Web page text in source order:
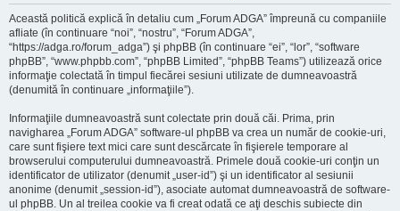
Această politică explică în detaliu cum „Forum ADGA” împreună cu companiile
afliate (în continuare “noi”, “nostru”, “Forum ADGA”,
“https://adga.ro/forum_adga”) şi phpBB (în continuare “ei”, “lor”, “software
phpBB”, “www.phpbb.com”, “phpBB Limited”, “phpBB Teams”) utilizează orice
informaţie colectată în timpul fiecărei sesiuni utilizate de dumneavoastră
(denumită în continuare „informaţiile”).
Informaţiile dumneavoastră sunt colectate prin două căi. Prima, prin
navigharea „Forum ADGA” software-ul phpBB va crea un număr de cookie-uri,
care sunt fişiere text mici care sunt descărcate în fişierele temporare al
browserului computerului dumneavoastră. Primele două cookie-uri conţin un
identificator de utilizator (denumit „user-id”) şi un identificator al sesiunii
anonime (denumit „session-id”), asociate automat dumneavoastră de software-
ul phpBB. Un al treilea cookie va fi creat odată ce aţi deschis subiecte din